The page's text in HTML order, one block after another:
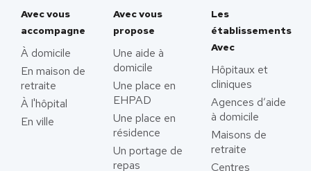
Avec vous
accompagne
À domicile
En maison de
retraite
À l'hôpital
En ville
Avec vous
propose
Une aide à
domicile
Une place en
EHPAD
Une place en
résidence
Un portage de
repas
Les
établissements
Avec
Hôpitaux et
cliniques
Agences d’aide
à domicile
Maisons de
retraite
Centres